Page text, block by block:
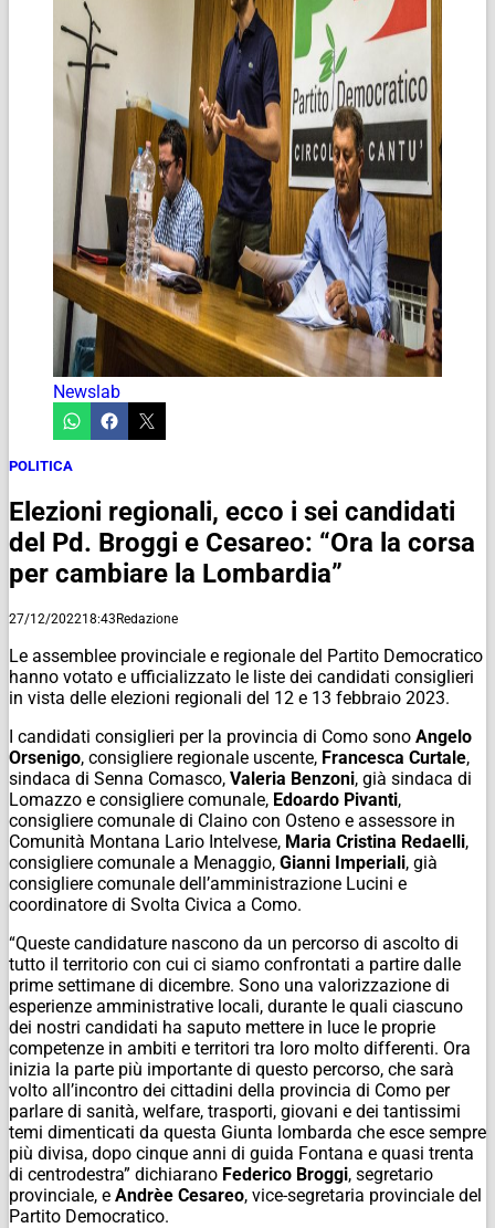
Newslab
POLITICA
Elezioni regionali, ecco i sei candidati
del Pd. Broggi e Cesareo: “Ora la corsa
per cambiare la Lombardia”
27/12/202218:43Redazione
Le assemblee provinciale e regionale del Partito Democratico
hanno votato e ufficializzato le liste dei candidati consiglieri
in vista delle elezioni regionali del 12 e 13 febbraio 2023.
I candidati consiglieri per la provincia di Como sono Angelo
Orsenigo, consigliere regionale uscente, Francesca Curtale,
sindaca di Senna Comasco, Valeria Benzoni, già sindaca di
Lomazzo e consigliere comunale, Edoardo Pivanti,
consigliere comunale di Claino con Osteno e assessore in
Comunità Montana Lario Intelvese, Maria Cristina Redaelli,
consigliere comunale a Menaggio, Gianni Imperiali, già
consigliere comunale dell’amministrazione Lucini e
coordinatore di Svolta Civica a Como.
“Queste candidature nascono da un percorso di ascolto di
tutto il territorio con cui ci siamo confrontati a partire dalle
prime settimane di dicembre. Sono una valorizzazione di
esperienze amministrative locali, durante le quali ciascuno
dei nostri candidati ha saputo mettere in luce le proprie
competenze in ambiti e territori tra loro molto differenti. Ora
inizia la parte più importante di questo percorso, che sarà
volto all’incontro dei cittadini della provincia di Como per
parlare di sanità, welfare, trasporti, giovani e dei tantissimi
temi dimenticati da questa Giunta lombarda che esce sempre
più divisa, dopo cinque anni di guida Fontana e quasi trenta
di centrodestra” dichiarano Federico Broggi, segretario
provinciale, e Andrèe Cesareo, vice-segretaria provinciale del
Partito Democratico.